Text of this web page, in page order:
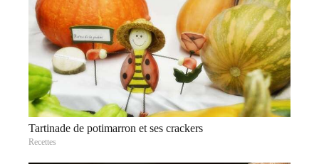
Tartinade de potimarron et ses crackers
Recettes